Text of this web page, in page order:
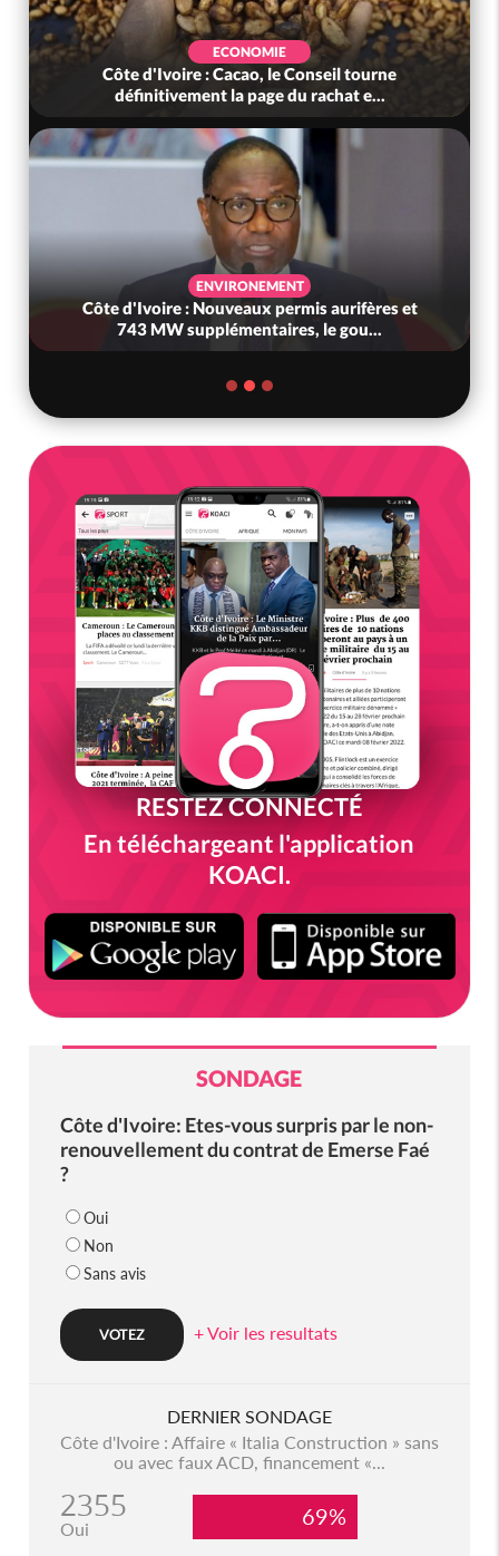
ECONOMIE
Côte d'Ivoire : Cacao, le Conseil tourne
définitivement la page du rachat e...
ENVIRONEMENT
Côte d'Ivoire : Nouveaux permis aurifères et
743 MW supplémentaires, le gou...
RESTEZ CONNECTÉ
En téléchargeant l'application
KOACI.
SONDAGE
Côte d'Ivoire: Etes-vous surpris par le non-
renouvellement du contrat de Emerse Faé
?
Oui
Non
Sans avis
+ Voir les resultats
DERNIER SONDAGE
Côte d'Ivoire : Affaire « Italia Construction » sans
ou avec faux ACD, financement «...
2355
Oui 69%